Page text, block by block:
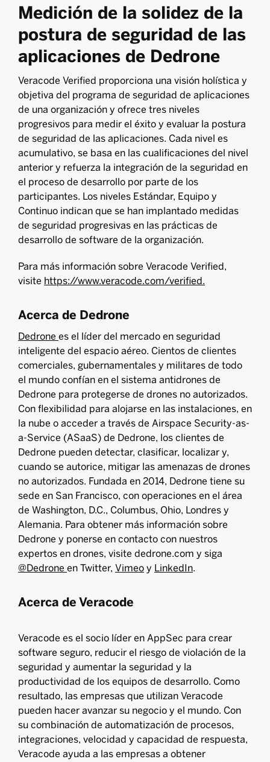
Medición de la solidez de la
postura de seguridad de las
aplicaciones de Dedrone
Veracode Verified proporciona una visión holística y
objetiva del programa de seguridad de aplicaciones
de una organización y ofrece tres niveles
progresivos para medir el éxito y evaluar la postura
de seguridad de las aplicaciones. Cada nivel es
acumulativo, se basa en las cualificaciones del nivel
anterior y refuerza la integración de la seguridad en
el proceso de desarrollo por parte de los
participantes. Los niveles Estándar, Equipo y
Continuo indican que se han implantado medidas
de seguridad progresivas en las prácticas de
desarrollo de software de la organización.
Para más información sobre Veracode Verified,
visite https://www.veracode.com/verified.
Acerca de Dedrone
Dedrone es el líder del mercado en seguridad
inteligente del espacio aéreo. Cientos de clientes
comerciales, gubernamentales y militares de todo
el mundo confían en el sistema antidrones de
Dedrone para protegerse de drones no autorizados.
Con flexibilidad para alojarse en las instalaciones, en
la nube o acceder a través de Airspace Security-as-
a-Service (ASaaS) de Dedrone, los clientes de
Dedrone pueden detectar, clasificar, localizar y,
cuando se autorice, mitigar las amenazas de drones
no autorizados. Fundada en 2014, Dedrone tiene su
sede en San Francisco, con operaciones en el área
de Washington, D.C., Columbus, Ohio, Londres y
Alemania. Para obtener más información sobre
Dedrone y ponerse en contacto con nuestros
expertos en drones, visite dedrone.com y siga
@Dedrone en Twitter, Vimeo y LinkedIn.
Acerca de Veracode
Veracode es el socio líder en AppSec para crear
software seguro, reducir el riesgo de violación de la
seguridad y aumentar la seguridad y la
productividad de los equipos de desarrollo. Como
resultado, las empresas que utilizan Veracode
pueden hacer avanzar su negocio y el mundo. Con
su combinación de automatización de procesos,
integraciones, velocidad y capacidad de respuesta,
Veracode ayuda a las empresas a obtener